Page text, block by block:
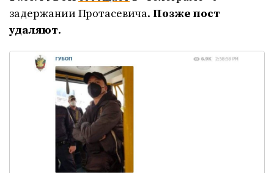
задержании Протасевича. Позже пост
удаляют.